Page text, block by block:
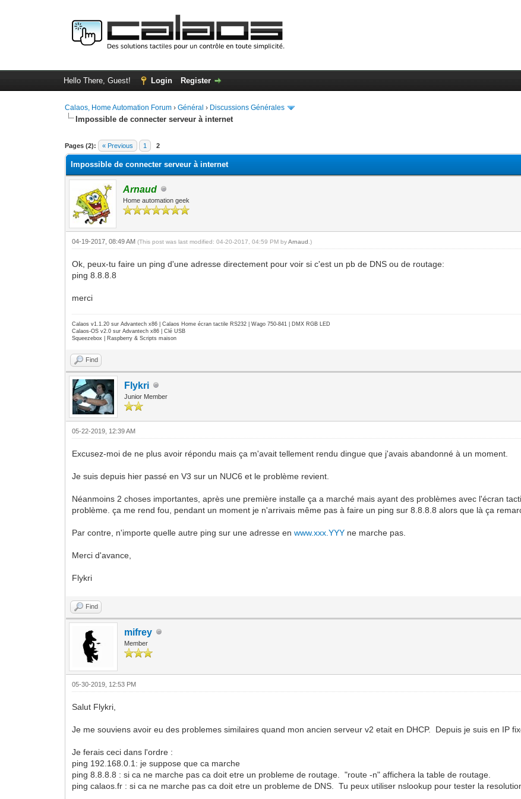
Hello There, Guest! Login Register
Calaos, Home Automation Forum ›Général › Discussions Générales
Impossible de connecter serveur à internet
Pages (2): « Previous 1 2
0 Vote(s) - 0 Average
1
2
3
4
5
Impossible de connecter serveur à internet
Arnaud
Home automation geek
04-19-2017, 08:49 AM(This post was last modified: 04-20-2017, 04:59 PM byArnaud .)
Ok, peux-tu faire un ping d'une adresse directement pour voir si c'est un pb de DNS ou de routage:
ping 8.8.8.8
merci
Calaos v1.1.20 sur Advantech x86 | Calaos Home écran tactile RS232 | Wago 750-841 | DMX RGB LED
Calaos-OS v2.0 sur Advantech x86 | Clé USB
Squeezebox | Raspberry & Scripts maison
Find
Flykri
Junior Member
05-22-2019, 12:39 AM
Excusez-moi de ne plus avoir répondu mais ça m'avait tellement rendu dingue que j'avais abandonné à un moment.
Je suis depuis hier passé en V3 sur un NUC6 et le problème revient.
Néanmoins 2 choses importantes, après une première installe ça a marché mais ayant des problèmes avec l'écran
problème. ça me rend fou, pendant un moment je n'arrivais même pas à faire un ping sur 8.8.8.8 alors que là ça
Par contre, n'importe quelle autre ping sur une adresse enwww.xxx.YYY ne marche pas.
Merci d'avance,
Flykri
Find
mifrey
Member
05-30-2019, 12:53 PM
Salut Flykri,
Je me souviens avoir eu des problemes similaires quand mon ancien serveur v2 etait en DHCP. Depuis je suis en IP
Je ferais ceci dans l'ordre :
ping 192.168.0.1: je suppose que ca marche
ping 8.8.8.8 : si ca ne marche pas ca doit etre un probleme de routage. "route -n" affichera la table de routage.
ping calaos.fr : si ca ne marche pas ca doit etre un probleme de DNS. Tu peux utiliser nslookup pour tester la